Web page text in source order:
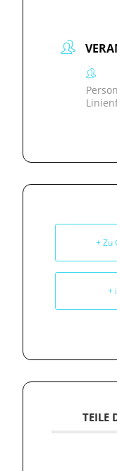
+ Zu
+
TEILE